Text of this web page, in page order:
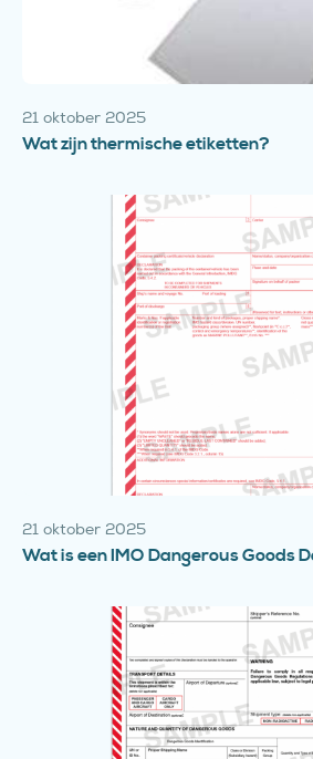
21 oktober 2025
Wat zijn thermische etiketten?
21 oktober 2025
Wat is een IMO Dangerous Goods